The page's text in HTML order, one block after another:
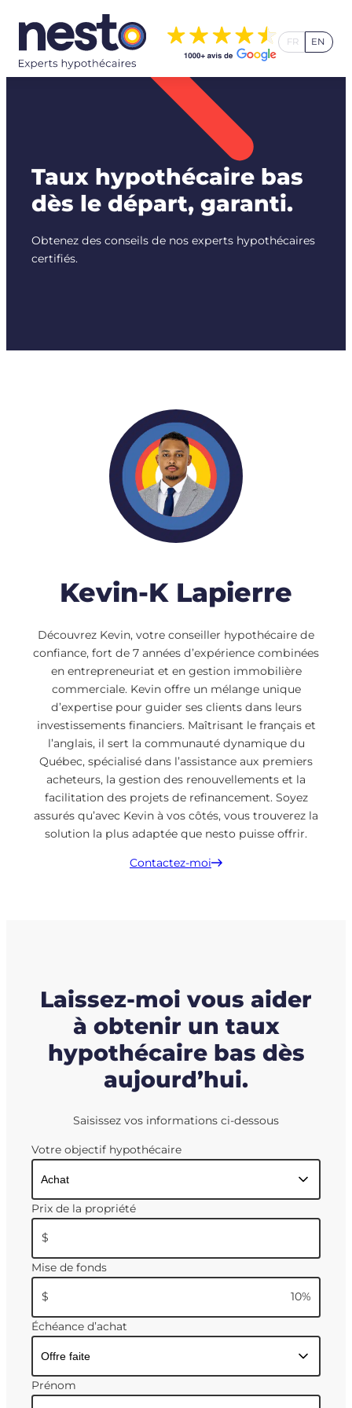
contenu
FR EN
Taux hypothécaire bas
dès le départ, garanti.
Obtenez des conseils de nos experts hypothécaires
certifiés.
Kevin-K Lapierre
Découvrez Kevin, votre conseiller hypothécaire de
confiance, fort de 7 années d’expérience combinées
en entrepreneuriat et en gestion immobilière
commerciale. Kevin offre un mélange unique
d’expertise pour guider ses clients dans leurs
investissements financiers. Maîtrisant le français et
l’anglais, il sert la communauté dynamique du
Québec, spécialisé dans l’assistance aux premiers
acheteurs, la gestion des renouvellements et la
facilitation des projets de refinancement. Soyez
assurés qu’avec Kevin à vos côtés, vous trouverez la
solution la plus adaptée que nesto puisse offrir.
Contactez-moi
Laissez-moi vous aider
à obtenir un taux
hypothécaire bas dès
aujourd’hui.
Saisissez vos informations ci-dessous
Votre objectif hypothécaire
Prix de la propriété
$
Mise de fonds
$ 10%
Échéance d’achat
Prénom